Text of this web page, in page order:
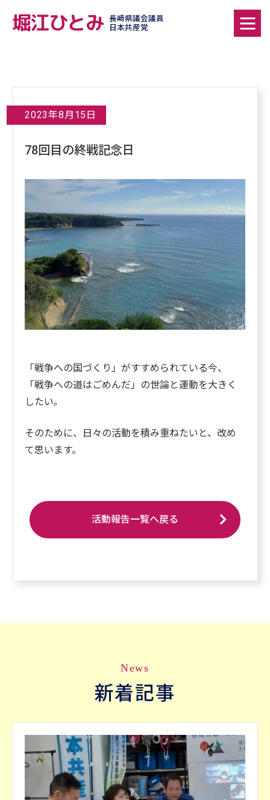
堀江ひとみ
長崎県議会議員
日本共産党
2023年8月15日
78回目の終戦記念日
「戦争への国づくり」がすすめられている今、
「戦争への道はごめんだ」の世論と運動を大きく
したい｡
そのために、日々の活動を積み重ねたいと、改め
て思います。
活動報告一覧へ戻る
News
新着記事